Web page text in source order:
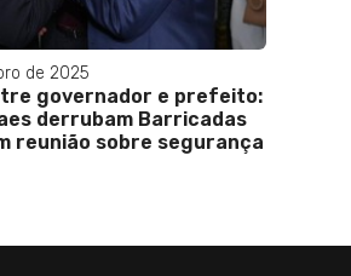
de 2025
governador e prefeito:
derrubam Barricadas
reunião sobre segurança